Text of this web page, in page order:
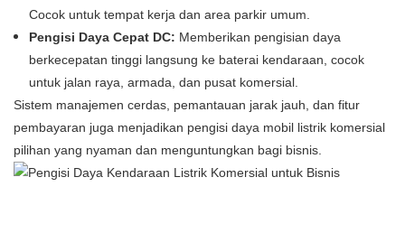
Cocok untuk tempat kerja dan area parkir umum.
Pengisi Daya Cepat DC: Memberikan pengisian daya
berkecepatan tinggi langsung ke baterai kendaraan, cocok
untuk jalan raya, armada, dan pusat komersial.
Sistem manajemen cerdas, pemantauan jarak jauh, dan fitur
pembayaran juga menjadikan pengisi daya mobil listrik komersial
pilihan yang nyaman dan menguntungkan bagi bisnis.